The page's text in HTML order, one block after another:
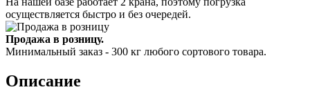
осуществляется быстро и без очередей.
Продажа в розницу.
Минимальный заказ - 300 кг любого сортового товара.
Описание